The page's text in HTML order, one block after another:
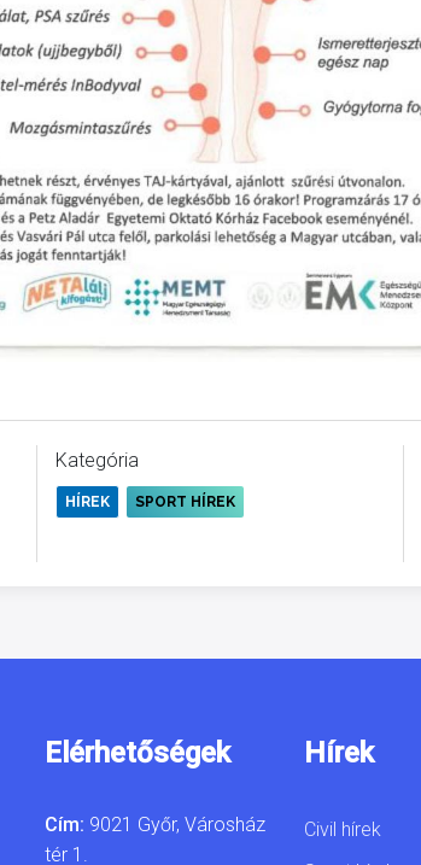
Kategória
HÍREK SPORT HÍREK
Elérhetőségek
Cím: 9021 Győr, Városház
tér 1.
Hírek
Civil hírek